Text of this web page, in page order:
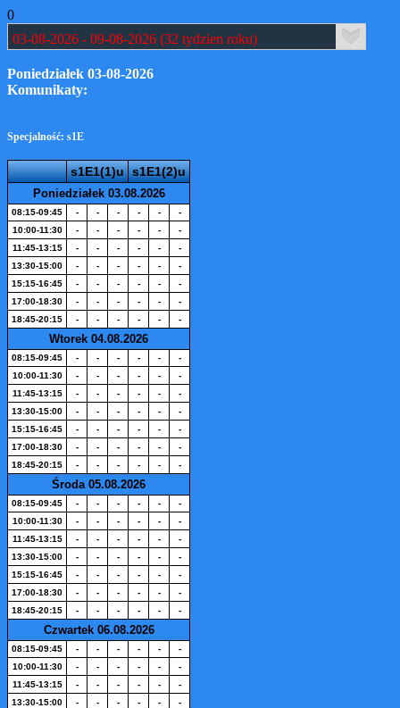
0
Poniedziałek 03-08-2026
Komunikaty:
Specjalność: s1E
s1E1(1)u s1E1(2)u
Poniedziałek 03.08.2026
08:15-09:45 - - - - -
-
10:00-11:30
- - - - -
-
11:45-13:15
- - - - -
-
13:30-15:00
- - - - -
-
15:15-16:45
- - - - -
-
17:00-18:30
- - - - -
-
18:45-20:15
- - - - - -
Wtorek 04.08.2026
08:15-09:45 - - - - -
-
10:00-11:30
- - - - -
-
11:45-13:15
- - - - -
-
13:30-15:00
- - - - -
-
15:15-16:45
- - - - -
-
17:00-18:30
- - - - -
-
18:45-20:15
- - - - - -
Środa 05.08.2026
08:15-09:45 - - - - -
-
10:00-11:30
- - - - -
-
11:45-13:15
- - - - -
-
13:30-15:00
- - - - -
-
15:15-16:45
- - - - -
-
17:00-18:30
- - - - -
-
18:45-20:15
- - - - - -
Czwartek 06.08.2026
08:15-09:45 - - - - -
-
10:00-11:30
- - - - -
-
11:45-13:15
- - - - -
-
13:30-15:00
- - - - -
-